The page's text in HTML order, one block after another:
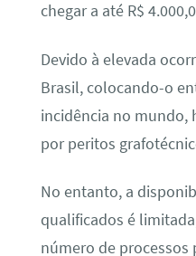
chegar a até R$
Devido à elevada
Brasil, colocando-o
incidência no mundo,
por peritos
No entanto, a
qualificados é
número de processos